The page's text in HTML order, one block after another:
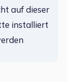
auf dieser
installiert